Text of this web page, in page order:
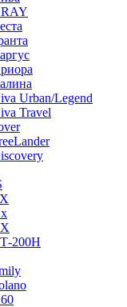
Urban/Legend
Travel
200H